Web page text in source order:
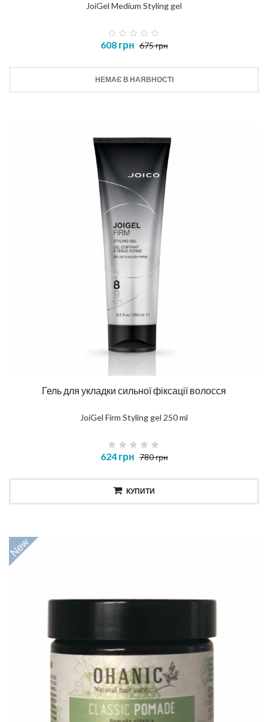
JoiGel Medium Styling gel
608 грн 675 грн
НЕМАЄ В НАЯВНОСТІ
Гель для укладки сильної фіксації волосся
JoiGel Firm Styling gel 250 ml
624 грн 780 грн
КУПИТИ